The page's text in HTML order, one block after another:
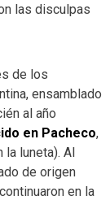
las disculpas
de los
ensamblado
al año
en Pacheco,
la luneta). Al
de origen
en la